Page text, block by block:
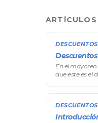
En el
que este es el